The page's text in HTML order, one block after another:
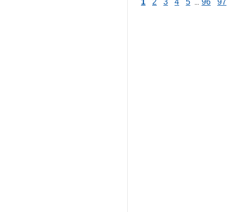
1 2 3 4 5 ... 96 97